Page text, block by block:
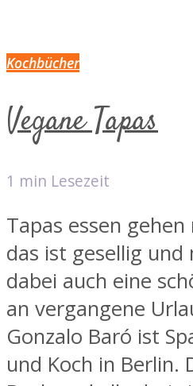
Kochbücher
Vegane Tapas
1 min Lesezeit
Tapas essen
das ist gesellig
dabei auch eine
an vergangene
Gonzalo Baró ist
und Koch in Berlin.